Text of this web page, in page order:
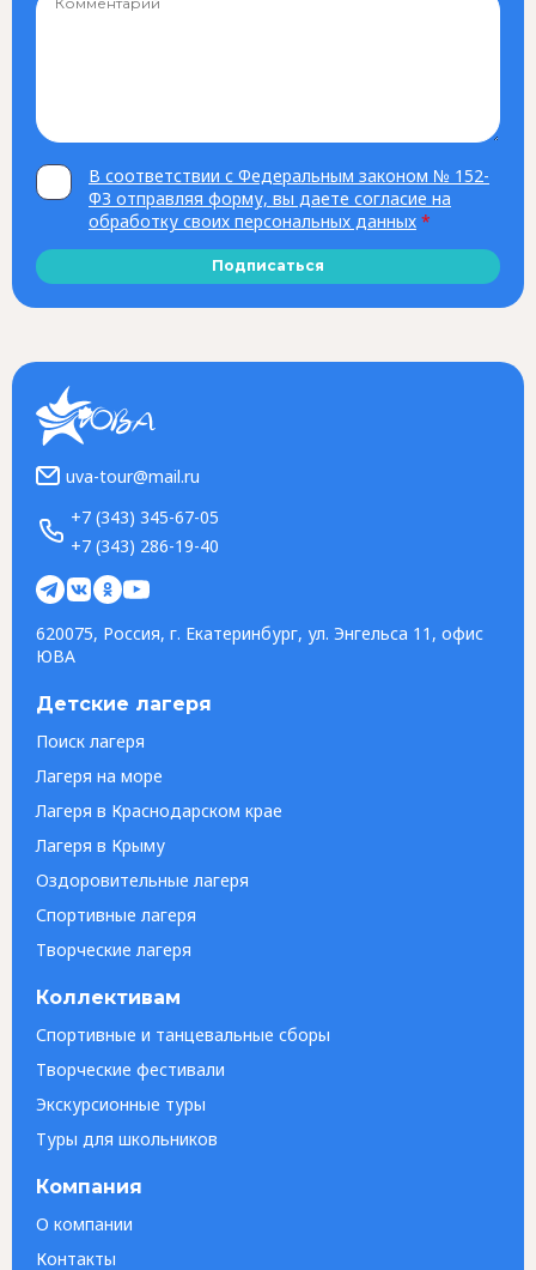
В соответствии с Федеральным законом № 152-
ФЗ отправляя форму, вы даете согласие на
обработку своих персональных данных *
Подписаться
uva-tour@mail.ru
+7 (343) 345-67-05
+7 (343) 286-19-40
620075, Россия, г. Екатеринбург, ул. Энгельса 11, офис
ЮВА
Детские лагеря
Поиск лагеря
Лагеря на море
Лагеря в Краснодарском крае
Лагеря в Крыму
Оздоровительные лагеря
Спортивные лагеря
Творческие лагеря
Коллективам
Спортивные и танцевальные сборы
Творческие фестивали
Экскурсионные туры
Туры для школьников
Компания
О компании
Контакты